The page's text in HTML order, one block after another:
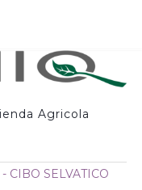
Agricola
CIBO SELVATICO